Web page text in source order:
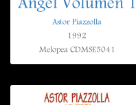
Angel Volumen 1
Astor Piazzolla
1992
Melopea CDMSE5041